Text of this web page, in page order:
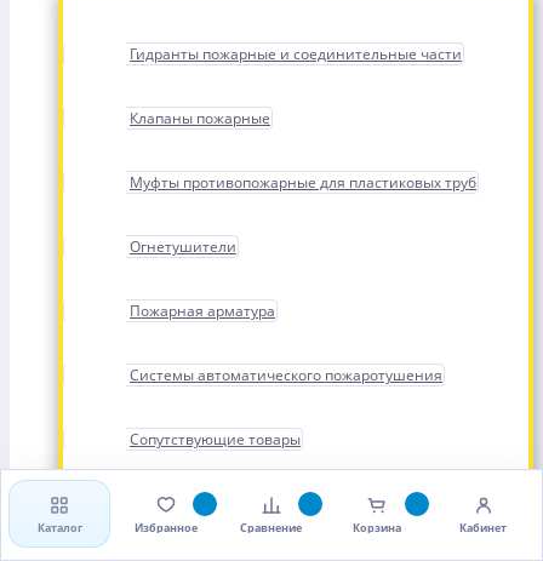
Гидранты пожарные и соединительные части
Клапаны пожарные
Муфты противопожарные для пластиковых труб
Огнетушители
Пожарная арматура
Системы автоматического пожаротушения
Сопутствующие товары
Стволы, рукава и головки пожарные
Каталог Избранное Сравнение Корзина Кабинет